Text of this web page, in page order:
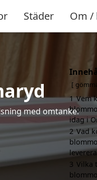
Städer Om /
med omtanke.
1 Vem
idag i
2 Vad
3 Vilka